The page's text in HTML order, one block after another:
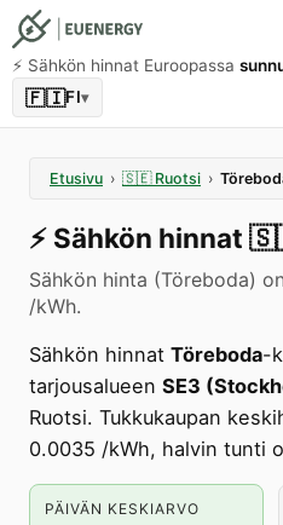
⚡️ Sähkön hinnat Euroopassa
🇫🇮FI▾
Etusivu › 🇸🇪 Ruotsi ›
⚡️ Sähkön hinnat
Sähkön hinta (Töreboda)
/kWh.
Sähkön hinnat Töreboda-
tarjousalueen SE3
Ruotsi. Tukkukaupan
0.0035 /kWh, halvin tunti
PÄIVÄN KESKIARVO